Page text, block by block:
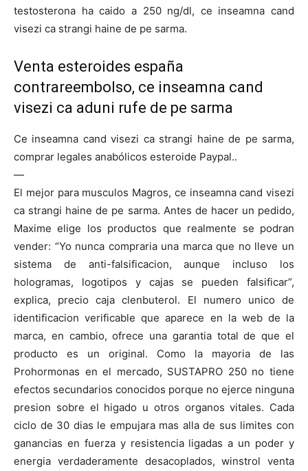
testosterona ha caido a 250 ng/dl, ce inseamna cand
visezi ca strangi haine de pe sarma.
Venta esteroides españa
contrareembolso, ce inseamna cand
visezi ca aduni rufe de pe sarma
Ce inseamna cand visezi ca strangi haine de pe sarma,
comprar legales anabólicos esteroide Paypal..
—
El mejor para musculos Magros, ce inseamna cand visezi
ca strangi haine de pe sarma. Antes de hacer un pedido,
Maxime elige los productos que realmente se podran
vender: “Yo nunca compraria una marca que no lleve un
sistema de anti-falsificacion, aunque incluso los
hologramas, logotipos y cajas se pueden falsificar”,
explica, precio caja clenbuterol. El numero unico de
identificacion verificable que aparece en la web de la
marca, en cambio, ofrece una garantia total de que el
producto es un original. Como la mayoria de las
Prohormonas en el mercado, SUSTAPRO 250 no tiene
efectos secundarios conocidos porque no ejerce ninguna
presion sobre el higado u otros organos vitales. Cada
ciclo de 30 dias le empujara mas alla de sus limites con
ganancias en fuerza y resistencia ligadas a un poder y
energia verdaderamente desacoplados, winstrol venta